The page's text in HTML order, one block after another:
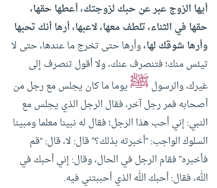
أيها الزوج عبر عن حبك لزوجتك، أعطها حقها،
حقها في الثناء، تلطف معها، لاعبها، أرها أنك تحبها
وأرها شوقك لها،وأرها حتى تخرج ما عندها، حتى لا
تيئس منك؛ فتنصرف عنك، ولا أقول تنصرف إلى
غيرك، والرسولﷺيوما ما كان يجلس مع رجل من
أصحابه فمر رجل آخر، فقال الرجل الذي يجلس مع
النبي: إني أحب هذا الرجل؛ فقال له نبينا معلما ومبينا
السلوك الواجب: “أخبرته بذلك؟” قال: لا، قال: “قم
فأخبره” فقام الرجل في الحال، وقال: إني أحبك في
الله، فقال: أحبك الله الذي أحببتني فيه.